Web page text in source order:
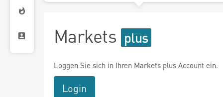
Markets
Loggen Sie sich in Ihren Markets plus Account ein.
Login